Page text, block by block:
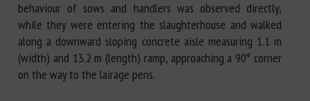
behaviour of sows and handlers was observed directly,
while they were entering the slaughterhouse and walked
along a downward sloping concrete aisle measuring 1.1 m
(width) and 13.2 m (length) ramp, approaching a 90° corner
on the way to the lairage pens.